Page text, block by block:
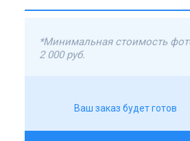
*Минимальная стоимость
2 000 руб.
Ваш заказ будет готов